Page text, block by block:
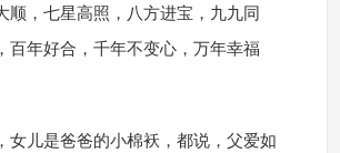
顺，七星高照，八方进宝，九九同
百年好合，千年不变心，万年幸福
女儿是爸爸的小棉袄，都说，父爱如